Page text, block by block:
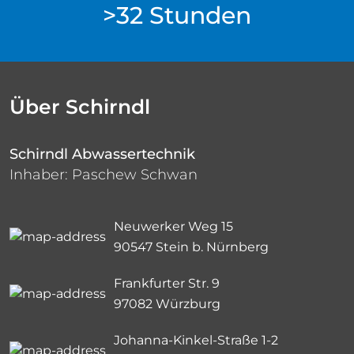
>32 Stunden
Über Schirndl
Schirndl Abwassertechnik
Inhaber: Paschew Schwan
Neuwerker Weg 15
90547 Stein b. Nürnberg
Frankfurter Str. 9
97082 Würzburg
Johanna-Kinkel-Straße 1-2